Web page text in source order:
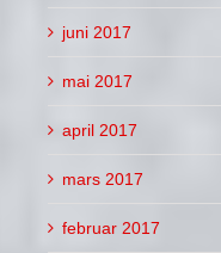
juni 2017
mai 2017
april 2017
mars 2017
februar 2017